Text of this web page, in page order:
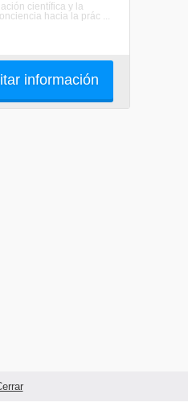
científica y la
hacia la prác ...
información